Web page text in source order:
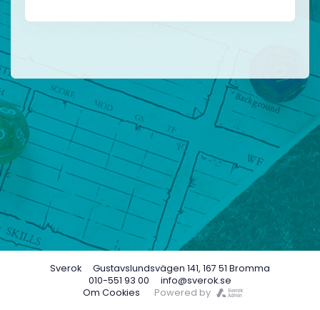
Om Cookies Powered by
Sverok
Gustavslundsvägen 141, 167 51 Bromma
010-551 93 00
info@sverok.se